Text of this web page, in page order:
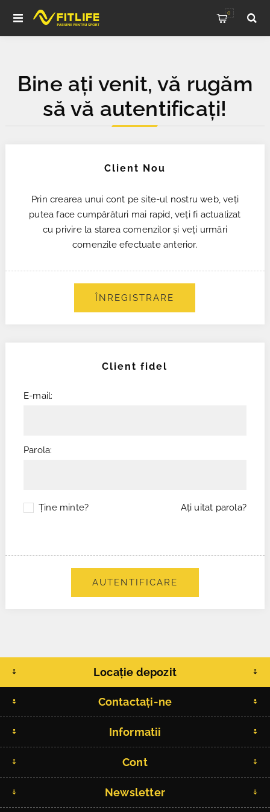
0
Bine ați venit, vă rugăm
să vă autentificați!
Client Nou
Prin crearea unui cont pe site-ul nostru web, veți
putea face cumpărături mai rapid, veți fi actualizat
cu privire la starea comenzilor și veți urmări
comenzile efectuate anterior.
ÎNREGISTRARE
Client fidel
E-mail:
Parola:
Ţine minte? Aţi uitat parola?
AUTENTIFICARE
Locație depozit
Contactați-ne
Informatii
Cont
Newsletter